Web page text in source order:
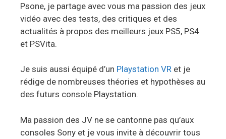
Psone, je partage avec vous ma passion des jeux
vidéo avec des tests, des critiques et des
actualités à propos des meilleurs jeux PS5, PS4
et PSVita.
Je suis aussi équipé d’un Playstation VR et je
rédige de nombreuses théories et hypothèses au
des futurs console Playstation.
Ma passion des JV ne se cantonne pas qu’aux
consoles Sony et je vous invite à découvrir tous